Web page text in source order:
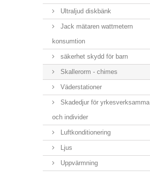
Ultraljud diskbänk
Jack mätaren wattmetern
konsumtion
säkerhet skydd för barn
Skallerorm - chimes
Väderstationer
Skadedjur för yrkesverksamma
och individer
Luftkonditionering
Ljus
Uppvärmning